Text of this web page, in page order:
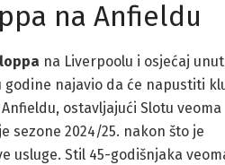
na Anfieldu
na Liverpoolu i osjećaj
najavio da će napustiti
ostavljajući Slotu veoma
sezone 2024/25. nakon što je
usluge. Stil 45-godišnjaka